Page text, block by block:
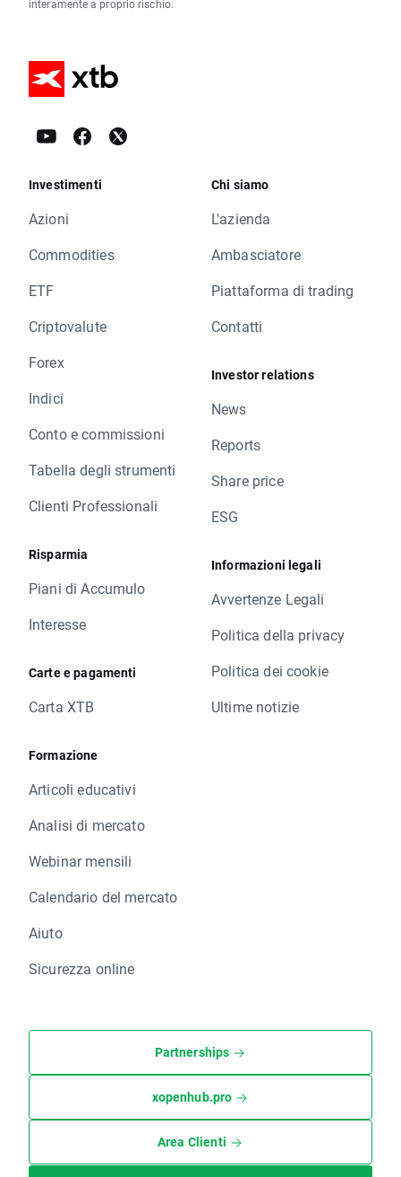
interamente a proprio rischio.
Investimenti
Azioni
Commodities
ETF
Criptovalute
Forex
Indici
Conto e commissioni
Tabella degli strumenti
Clienti Professionali
Risparmia
Piani di Accumulo
Interesse
Carte e pagamenti
Carta XTB
Formazione
Articoli educativi
Analisi di mercato
Webinar mensili
Calendario del mercato
Aiuto
Sicurezza online
Chi siamo
L'azienda
Ambasciatore
Piattaforma di trading
Contatti
Investor relations
News
Reports
Share price
ESG
Informazioni legali
Avvertenze Legali
Politica della privacy
Politica dei cookie
Ultime notizie
Partnerships
xopenhub.pro
Area Clienti